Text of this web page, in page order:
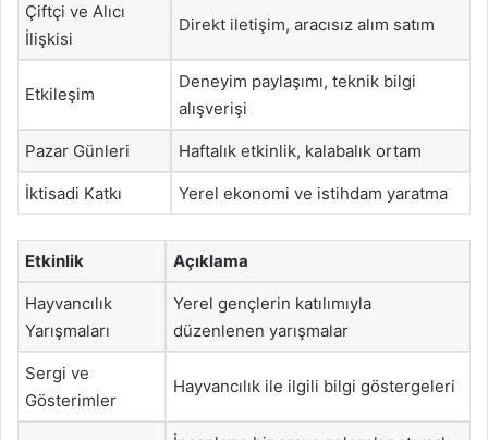
Çiftçi ve Alıcı
İlişkisi
Direkt iletişim, aracısız alım satım
Etkileşim
Deneyim paylaşımı, teknik bilgi
alışverişi
Pazar Günleri Haftalık etkinlik, kalabalık ortam
İktisadi Katkı Yerel ekonomi ve istihdam yaratma
Etkinlik Açıklama
Hayvancılık
Yarışmaları
Yerel gençlerin katılımıyla
düzenlenen yarışmalar
Sergi ve
Gösterimler
Hayvancılık ile ilgili bilgi göstergeleri